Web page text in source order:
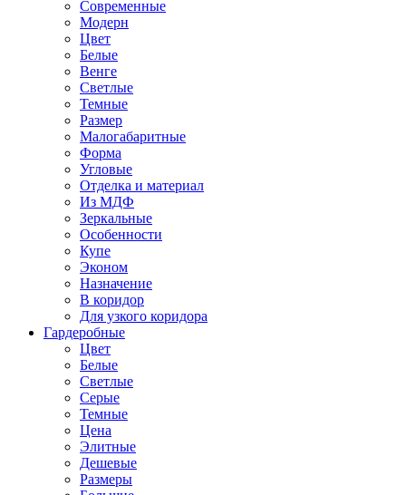
Современные
Модерн
Цвет
Белые
Венге
Светлые
Темные
Размер
Малогабаритные
Форма
Угловые
Отделка и материал
Из МДФ
Зеркальные
Особенности
Купе
Эконом
Назначение
В коридор
Для узкого коридора
Гардеробные
Цвет
Белые
Светлые
Серые
Темные
Цена
Элитные
Дешевые
Размеры